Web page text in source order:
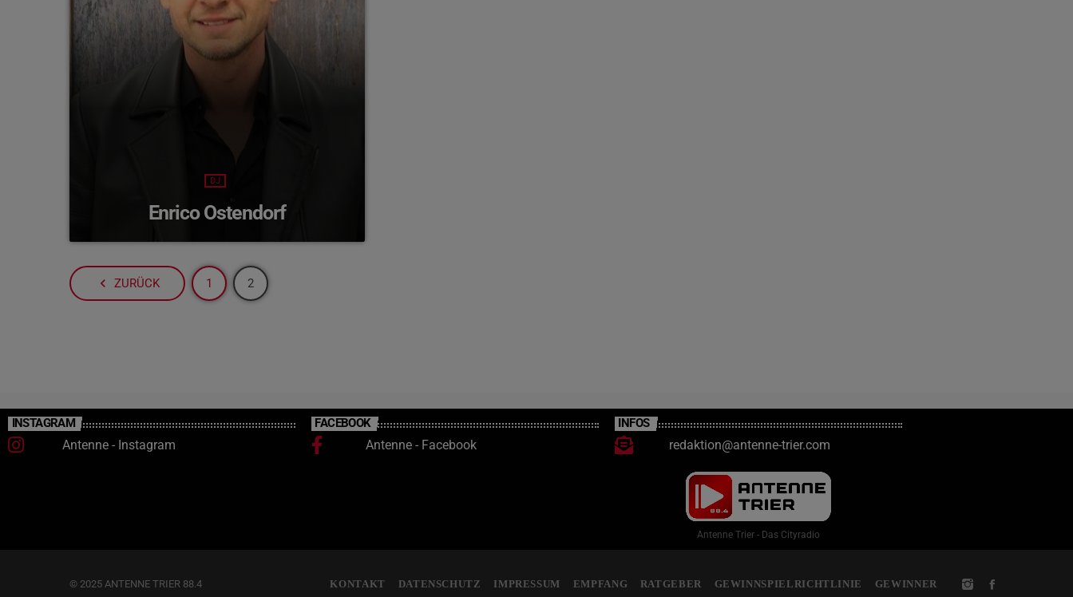
DJ
Enrico Ostendorf
navigate_before ZURÜCK 1 2
INSTAGRAM
Antenne - Instagram
FACEBOOK
Antenne - Facebook
INFOS
redaktion@antenne-trier.com
Antenne Trier - Das Cityradio
© 2025 ANTENNE TRIER 88.4 KONTAKT DATENSCHUTZ IMPRESSUM EMPFANG RATGEBER GEWINNSPIELRICHTLINIE GEWINNER